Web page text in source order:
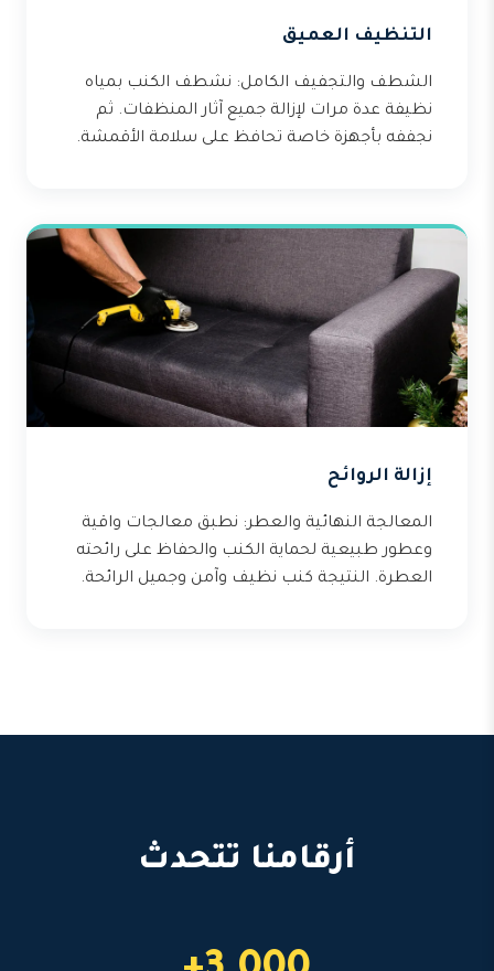
التنظيف العميق
الشطف والتجفيف الكامل: نشطف الكنب بمياه
نظيفة عدة مرات لإزالة جميع آثار المنظفات. ثم
نجففه بأجهزة خاصة تحافظ على سلامة الأقمشة.
إزالة الروائح
المعالجة النهائية والعطر: نطبق معالجات واقية
وعطور طبيعية لحماية الكنب والحفاظ على رائحته
العطرة. النتيجة كنب نظيف وآمن وجميل الرائحة.
أرقامنا تتحدث